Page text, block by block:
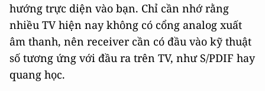
hướng trực diện vào bạn. Chỉ cần nhớ rằng
nhiều TV hiện nay không có cổng analog xuất
âm thanh, nên receiver cần có đầu vào kỹ thuật
số tương ứng với đầu ra trên TV, như S/PDIF hay
quang học.